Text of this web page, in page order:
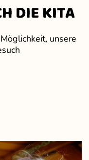
DIE KITA
unsere